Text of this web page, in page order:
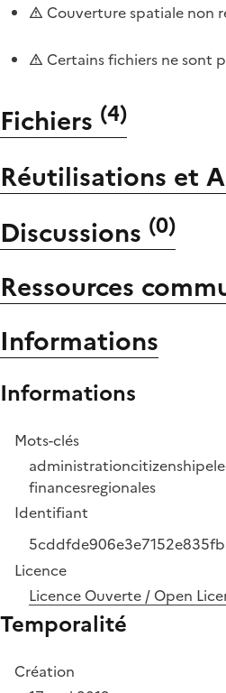
Couverture spatiale non
Certains fichiers ne sont
Fichiers (4)
Réutilisations et
Discussions (0)
Ressources
Informations
Informations
Mots-clés
administrationcitizenship
financesregionales
Identifiant
Licence
Licence Ouverte / Open
Temporalité
Création